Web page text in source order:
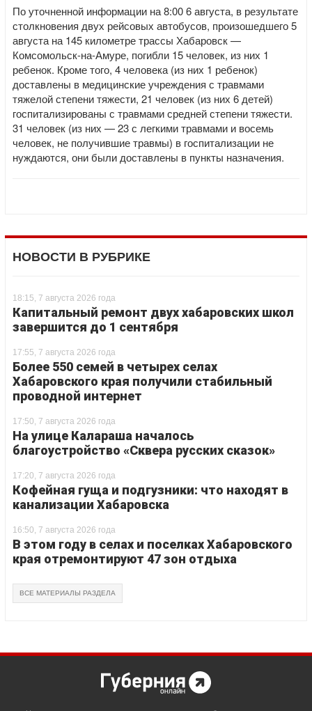
По уточненной информации на 8:00 6 августа, в результате
столкновения двух рейсовых автобусов, произошедшего 5
августа на 145 километре трассы Хабаровск —
Комсомольск-на-Амуре, погибли 15 человек, из них 1
ребенок. Кроме того, 4 человека (из них 1 ребенок)
доставлены в медицинские учреждения с травмами
тяжелой степени тяжести, 21 человек (из них 6 детей)
госпитализированы с травмами средней степени тяжести.
31 человек (из них — 23 с легкими травмами и восемь
человек, не получившие травмы) в госпитализации не
нуждаются, они были доставлены в пункты назначения.
НОВОСТИ В РУБРИКЕ
18:15, 7 августа 2026 года
Капитальный ремонт двух хабаровских школ
завершится до 1 сентября
17:55, 7 августа 2026 года
Более 550 семей в четырех селах
Хабаровского края получили стабильный
проводной интернет
17:50, 7 августа 2026 года
На улице Калараша началось
благоустройство «Сквера русских сказок»
17:20, 7 августа 2026 года
Кофейная гуща и подгузники: что находят в
канализации Хабаровска
16:50, 7 августа 2026 года
В этом году в селах и поселках Хабаровского
края отремонтируют 47 зон отдыха
ВСЕ МАТЕРИАЛЫ РАЗДЕЛА